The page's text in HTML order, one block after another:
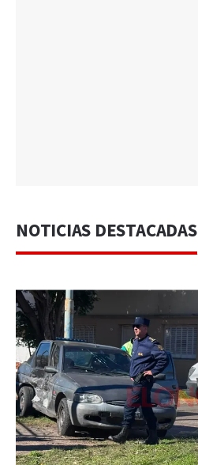
NOTICIAS DESTACADAS